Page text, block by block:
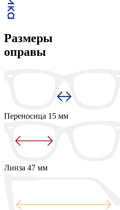
Размеры
оправы
Переносица 15 мм
Линза 47 мм